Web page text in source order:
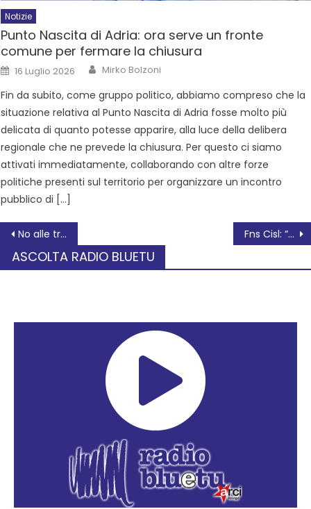
Notizie
Punto Nascita di Adria: ora serve un fronte
comune per fermare la chiusura
16 Luglio 2026 Mirko Bolzoni
Fin da subito, come gruppo politico, abbiamo compreso che la
situazione relativa al Punto Nascita di Adria fosse molto più
delicata di quanto potesse apparire, alla luce della delibera
regionale che ne prevede la chiusura. Per questo ci siamo
attivati immediatamente, collaborando con altre forze
politiche presenti sul territorio per organizzare un incontro
pubblico di […]
No alle trivelle: raccolta firma Fns Cisl: “Abbiamo ribadito al sottosegretario le criticità nel carcere di Rovigo”
ASCOLTA RADIO BLUETU